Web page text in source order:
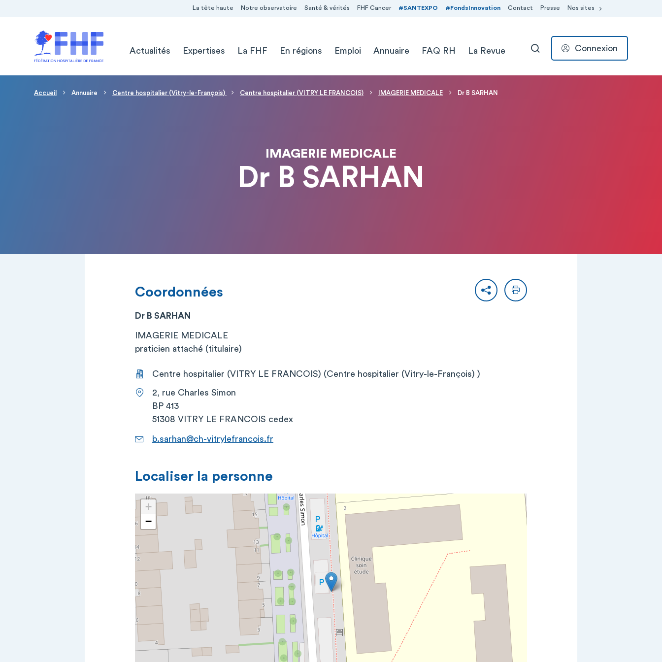
La tête haute Notre observatoire Santé & vérités FHF Cancer #SANTEXPO #FondsInnovation Contact Presse Nos sites
Actualités
Expertises La FHF En régions Emploi Annuaire FAQ RH La Revue RECHERCHER
Connexion
Fil d'Ariane
Accueil Annuaire Centre hospitalier (Vitry-le-François) Centre hospitalier (VITRY LE FRANCOIS) IMAGERIE MEDICALE Dr B SARHAN
IMAGERIE MEDICALE
Dr B SARHAN
PartagerImprimer
Coordonnées
Dr B SARHAN
IMAGERIE MEDICALE
praticien attaché (titulaire)
Centre hospitalier (VITRY LE FRANCOIS) (Centre hospitalier (Vitry-le-François) )
2, rue Charles Simon
BP 413
51308 VITRY LE FRANCOIS cedex
b.sarhan@ch-vitrylefrancois.fr
Localiser la personne
+
−